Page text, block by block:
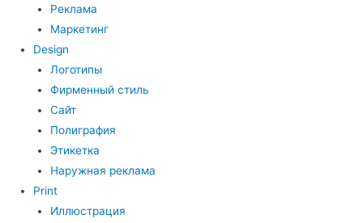
Реклама
Маркетинг
Design
Логотипы
Фирменный стиль
Сайт
Полиграфия
Этикетка
Наружная реклама
Print
Иллюстрация